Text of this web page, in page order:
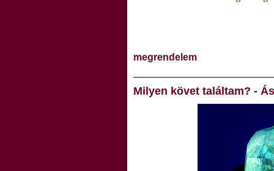
megrendelem
Milyen követ találtam? -